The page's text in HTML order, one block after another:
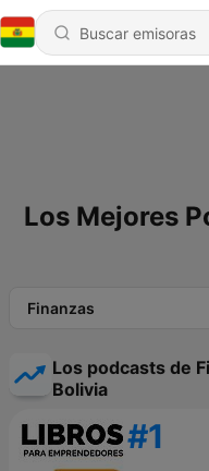
Los Mejores
Finanzas
Los podcasts de
Bolivia
#1